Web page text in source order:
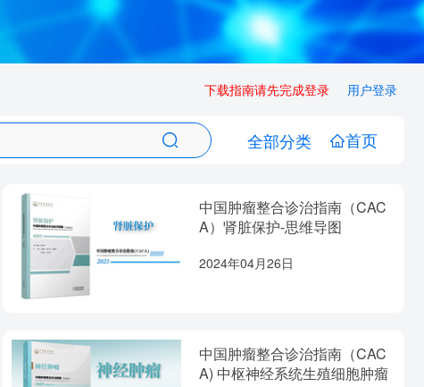
下载指南请先完成登录 用户登录
全部分类 首页
中国肿瘤整合诊治指南（CAC
A）肾脏保护-思维导图
2024年04月26日
中国肿瘤整合诊治指南（CAC
A) 中枢神经系统生殖细胞肿瘤